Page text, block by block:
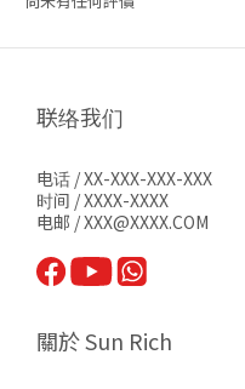
联络我们
电话 / XX-XXX-XXX-XXX
时间 / XXXX-XXXX
电邮 / XXX@XXXX.COM
關於 Sun Rich